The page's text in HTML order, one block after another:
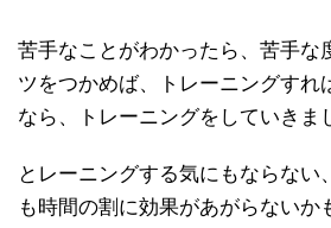
苦手なことがわかったら、苦手な
ツをつかめば、トレーニングすれ
なら、トレーニングをしていきま
とレーニングする気にもならない
も時間の割に効果があがらないか